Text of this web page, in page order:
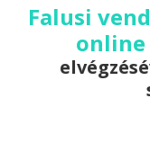
Falusi
online